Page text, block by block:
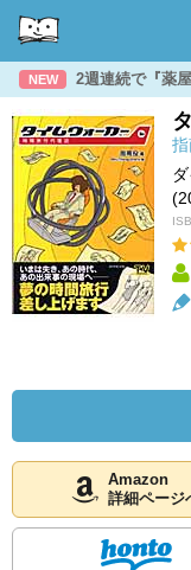
NEW 2週連続で『薬
Amazon
詳細ページ